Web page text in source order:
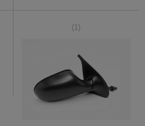
(1)